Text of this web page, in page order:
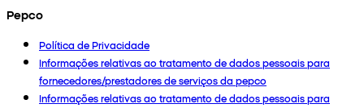
Pepco
Política de Privacidade
Informações relativas ao tratamento de dados pessoais para
fornecedores/prestadores de serviços da pepco
Informações relativas ao tratamento de dados pessoais para